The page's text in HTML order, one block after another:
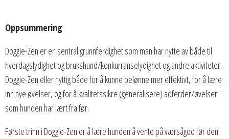
Oppsummering
Doggie-Zen er en sentral grunnferdighet som man har nytte av både til
hverdagslydighet og brukshund/konkurranselydighet og andre aktiviteter.
Doggie-Zen eller nyttig både for å kunne belønne mer effektivt, for å lære
inn nye øvelser, og for å kvalitetssikre (generalisere) adferder/øvelser
som hunden har lært fra før.
Første trinn i Doggie-Zen er å lære hunden å vente på værsågod før den